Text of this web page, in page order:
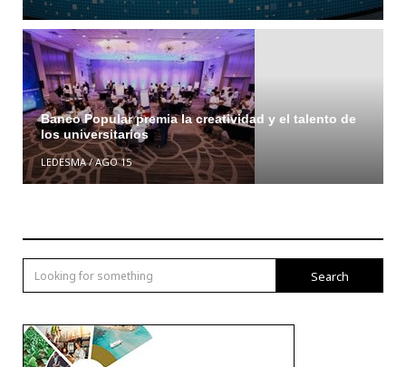
Banco Popular premia la creatividad y el talento de
los universitarios
LEDESMA/AGO 15
Search